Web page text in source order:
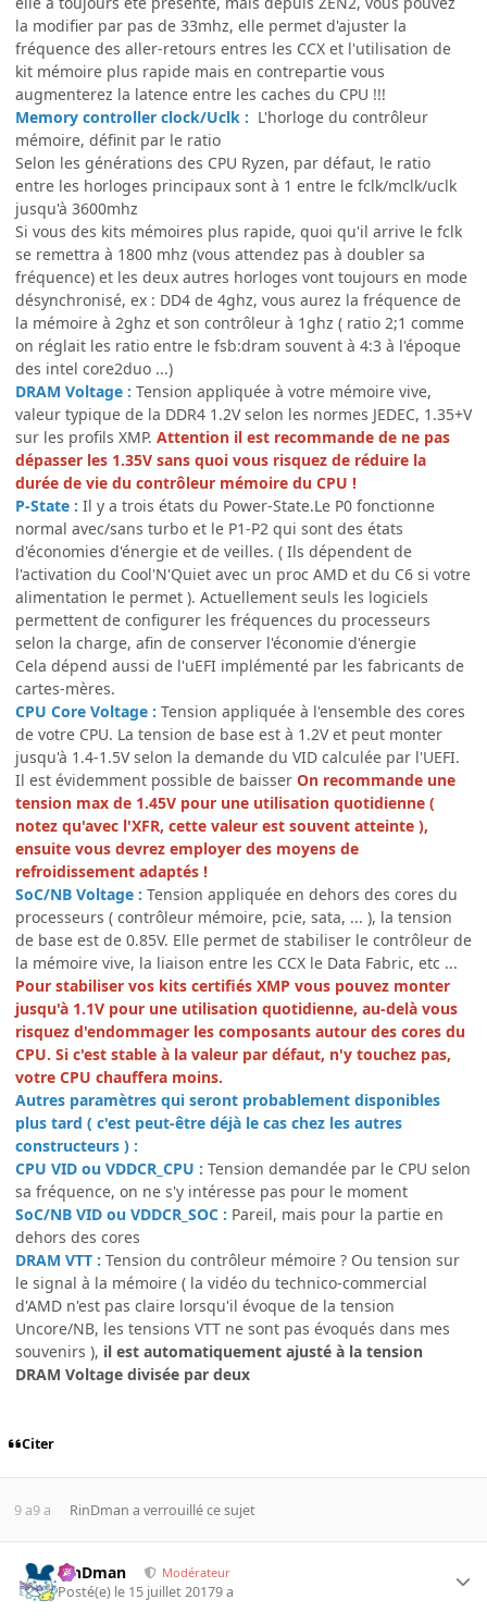
la modifier par pas de 33mhz, elle permet d'ajuster la
fréquence des aller-retours entres les CCX et l'utilisation de
kit mémoire plus rapide mais en contrepartie vous
augmenterez la latence entre les caches du CPU !!!
Memory controller clock/Uclk : L'horloge du contrôleur
mémoire, définit par le ratio
Selon les générations des CPU Ryzen, par défaut, le ratio
entre les horloges principaux sont à 1 entre le fclk/mclk/uclk
jusqu'à 3600mhz
Si vous des kits mémoires plus rapide, quoi qu'il arrive le fclk
se remettra à 1800 mhz (vous attendez pas à doubler sa
fréquence) et les deux autres horloges vont toujours en mode
désynchronisé, ex : DD4 de 4ghz, vous aurez la fréquence de
la mémoire à 2ghz et son contrôleur à 1ghz ( ratio 2;1 comme
on réglait les ratio entre le fsb:dram souvent à 4:3 à l'époque
des intel core2duo ...)
DRAM Voltage : Tension appliquée à votre mémoire vive,
valeur typique de la DDR4 1.2V selon les normes JEDEC, 1.35+V
sur les profils XMP. Attention il est recommande de ne pas
dépasser les 1.35V sans quoi vous risquez de réduire la
durée de vie du contrôleur mémoire du CPU !
P-State : Il y a trois états du Power-State.Le P0 fonctionne
normal avec/sans turbo et le P1-P2 qui sont des états
d'économies d'énergie et de veilles. ( Ils dépendent de
l'activation du Cool'N'Quiet avec un proc AMD et du C6 si votre
alimentation le permet ). Actuellement seuls les logiciels
permettent de configurer les fréquences du processeurs
selon la charge, afin de conserver l'économie d'énergie
Cela dépend aussi de l'uEFI implémenté par les fabricants de
cartes-mères.
CPU Core Voltage : Tension appliquée à l'ensemble des cores
de votre CPU. La tension de base est à 1.2V et peut monter
jusqu'à 1.4-1.5V selon la demande du VID calculée par l'UEFI.
Il est évidemment possible de baisser On recommande une
tension max de 1.45V pour une utilisation quotidienne (
notez qu'avec l'XFR, cette valeur est souvent atteinte ),
ensuite vous devrez employer des moyens de
refroidissement adaptés !
SoC/NB Voltage : Tension appliquée en dehors des cores du
processeurs ( contrôleur mémoire, pcie, sata, ... ), la tension
de base est de 0.85V. Elle permet de stabiliser le contrôleur de
la mémoire vive, la liaison entre les CCX le Data Fabric, etc ...
Pour stabiliser vos kits certifiés XMP vous pouvez monter
jusqu'à 1.1V pour une utilisation quotidienne, au-delà vous
risquez d'endommager les composants autour des cores du
CPU. Si c'est stable à la valeur par défaut, n'y touchez pas,
votre CPU chauffera moins.
Autres paramètres qui seront probablement disponibles
plus tard ( c'est peut-être déjà le cas chez les autres
constructeurs ) :
CPU VID ou VDDCR_CPU : Tension demandée par le CPU selon
sa fréquence, on ne s'y intéresse pas pour le moment
SoC/NB VID ou VDDCR_SOC : Pareil, mais pour la partie en
dehors des cores
DRAM VTT : Tension du contrôleur mémoire ? Ou tension sur
le signal à la mémoire ( la vidéo du technico-commercial
d'AMD n'est pas claire lorsqu'il évoque de la tension
Uncore/NB, les tensions VTT ne sont pas évoqués dans mes
souvenirs ), il est automatiquement ajusté à la tension
DRAM Voltage divisée par deux
Citer
9 a9 a RinDman a verrouillé ce sujet
RinDman Modérateur
Posté(e) le 15 juillet 20179 a